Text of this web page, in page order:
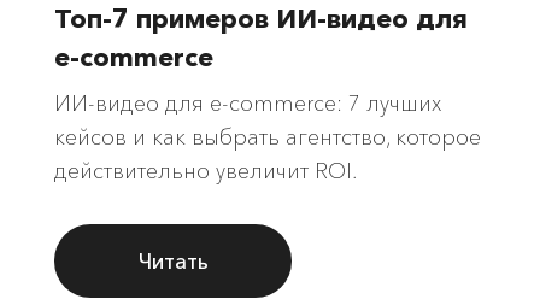
Топ-7 примеров ИИ-видео для
e-commerce
ИИ-видео для e-commerce: 7 лучших
кейсов и как выбрать агентство, которое
действительно увеличит ROI.
Читать